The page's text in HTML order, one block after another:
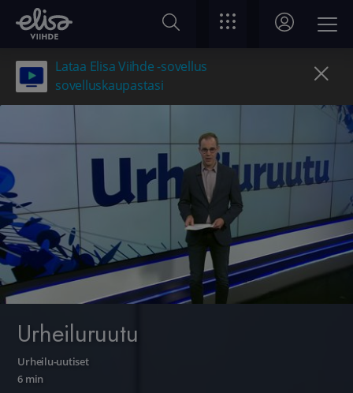
Lataa Elisa Viihde -sovellus
sovelluskaupastasi
Urheiluruutu
Urheilu-uutiset
6 min